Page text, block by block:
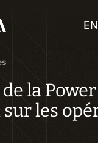
EN
la Power
les